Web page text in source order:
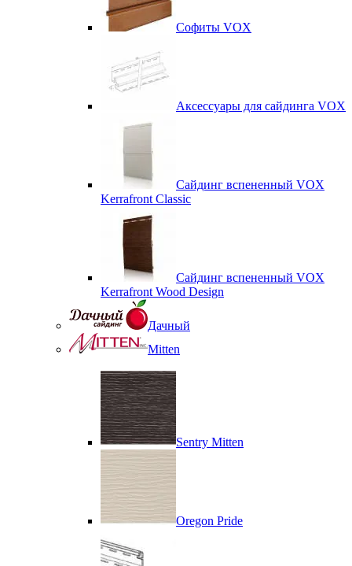
Софиты VOX
Аксессуары для сайдинга VOX
Сайдинг вспененный VOX
Kerrafront Classic
Сайдинг вспененный VOX
Kerrafront Wood Design
Дачный
Mitten
Sentry Mitten
Oregon Pride